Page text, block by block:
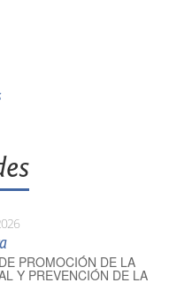
PROMOCIÓN DE LA
Y PREVENCIÓN DE LA